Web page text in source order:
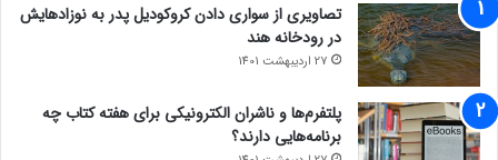
تصاویری از سواری دادن کروکودیل پدر به نوزادهایش
در رودخانه هند
27 اردیبهشت 1401
پلتفرم‌ها و ناشران الکترونیکی برای هفته کتاب چه
برنامه‌هایی دارند؟